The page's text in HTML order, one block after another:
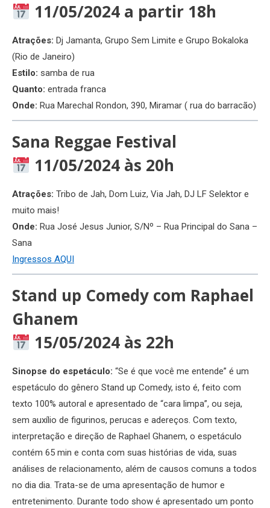
11/05/2024 a partir 18h
Atrações: Dj Jamanta, Grupo Sem Limite e Grupo Bokaloka
(Rio de Janeiro)
Estilo: samba de rua
Quanto: entrada franca
Onde: Rua Marechal Rondon, 390, Miramar ( rua do barracão)
Sana Reggae Festival
11/05/2024 às 20h
Atrações: Tribo de Jah, Dom Luiz, Via Jah, DJ LF Selektor e
muito mais!
Onde: Rua José Jesus Junior, S/Nº – Rua Principal do Sana –
Sana
Ingressos AQUI
Stand up Comedy com Raphael
Ghanem
15/05/2024 às 22h
Sinopse do espetáculo: “Se é que você me entende” é um
espetáculo do gênero Stand up Comedy, isto é, feito com
texto 100% autoral e apresentado de “cara limpa”, ou seja,
sem auxílio de figurinos, perucas e adereços. Com texto,
interpretação e direção de Raphael Ghanem, o espetáculo
contém 65 min e conta com suas histórias de vida, suas
análises de relacionamento, além de causos comuns a todos
no dia dia. Trata-se de uma apresentação de humor e
entretenimento. Durante todo show é apresentado um ponto